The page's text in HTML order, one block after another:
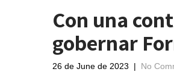
Con una
gobernar
26 de June de 2023 | No